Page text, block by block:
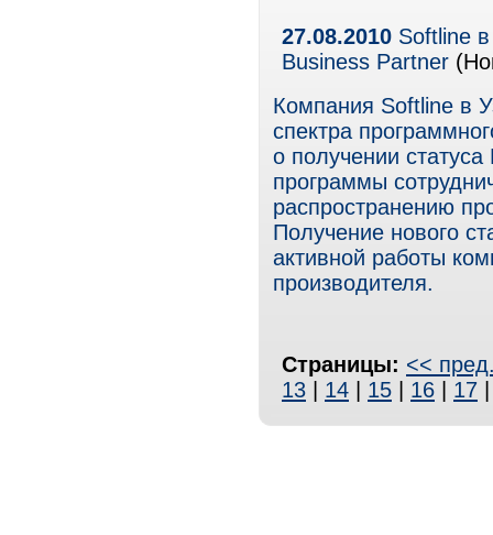
27.08.2010 Softline
Business Partner
Компания Softline в
спектра
о получении
программы
распространению
Получение нового
активной работы
производителя.
Страницы: <<
13
14 15 16 17